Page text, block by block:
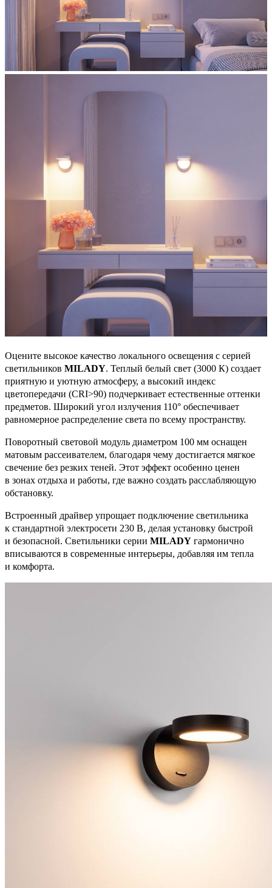
Оцените высокое качество локального освещения с серией
светильников MILADY. Теплый белый свет (3000 К) создает
приятную и уютную атмосферу, а высокий индекс
цветопередачи (CRI>90) подчеркивает естественные оттенки
предметов. Широкий угол излучения 110° обеспечивает
равномерное распределение света по всему пространству.
Поворотный световой модуль диаметром 100 мм оснащен
матовым рассеивателем, благодаря чему достигается мягкое
свечение без резких теней. Этот эффект особенно ценен
в зонах отдыха и работы, где важно создать расслабляющую
обстановку.
Встроенный драйвер упрощает подключение светильника
к стандартной электросети 230 В, делая установку быстрой
и безопасной. Светильники серии MILADY гармонично
вписываются в современные интерьеры, добавляя им тепла
и комфорта.